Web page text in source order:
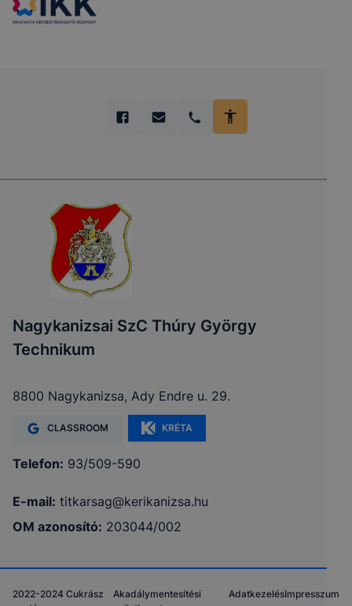
Nagykanizsai SzC Thúry György
Technikum
8800 Nagykanizsa, Ady Endre u. 29.
CLASSROOM KRÉTA
Telefon: 93/509-590
E-mail: titkarsag@kerikanizsa.hu
OM azonosító: 203044/002
2022-2024 Cukrász
Akadálymentesítési
AdatkezelésImpresszum